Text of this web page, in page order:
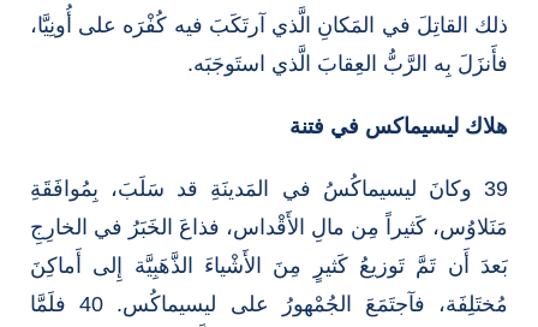
ذلك القاتِلَ في المَكانِ الَّذي آرتَكَبَ فيه كُفْرَه على أُونِيَّا،
فأَنزَلَ بِه الرَّبُّ العِقابَ الَّذي استَوجَبَه.
هلاك ليسيماكس في فتنة
39 وكانَ ليسيماكُسُ في المَدينَةِ قد سَلَبَ، بِمُوافَقَةِ
مَنَلاوُس، كَثيراً مِن مالِ الأَقْداس، فذاعَ الخَبَرُ في الخارِجِ
بَعدَ أَن تَمَّ تَوزيعُ كَثيرٍ مِنَ الأَشْياءَ الذَّهَبِيَّة إِلى أَماكِنَ
مُختَلِفَة، فآجتَمَعَ الجُمْهورُ على ليسيماكُس. 40 فلَمَّا